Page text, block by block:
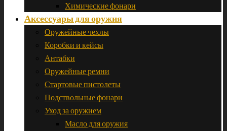
Химические фонари
Аксессуары для оружия
Оружейные чехлы
Коробки и кейсы
Антабки
Оружейные ремни
Стартовые пистолеты
Подствольные фонари
Уход за оружием
Масло для оружия